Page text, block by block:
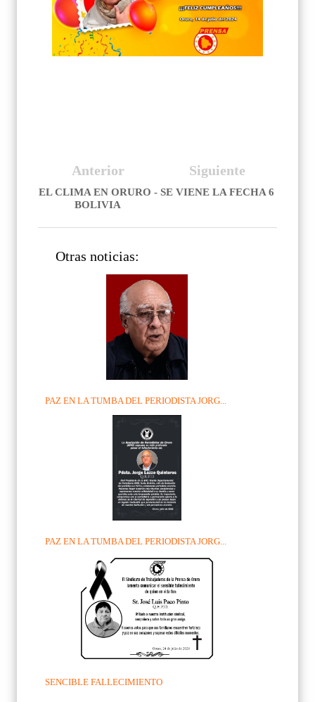
Siguiente
SE VIENE LA FECHA 6
Anterior
EL CLIMA EN ORURO -
BOLIVIA
Otras noticias:
PAZ EN LA TUMBA DEL PERIODISTA JORG...
PAZ EN LA TUMBA DEL PERIODISTA JORG...
SENCIBLE FALLECIMIENTO